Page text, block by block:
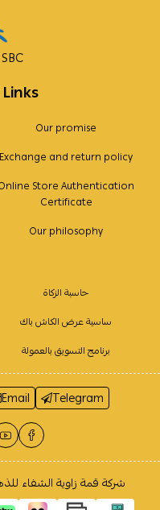
Our promise
Exchange and return policy
Store Authentication
Certificate
Our philosophy
حاسبة الزكاة
ساسية عرض الكاش باك
برنامج التسويق بالعمولة
Email Telegram
شركة قمة زاوية الشفاء